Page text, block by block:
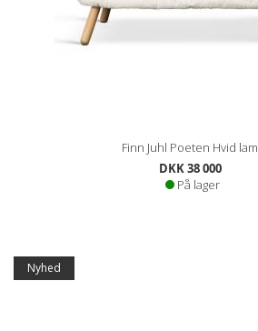
Finn Juhl Poeten Hvid lam
DKK 38 000
På lager
Nyhed